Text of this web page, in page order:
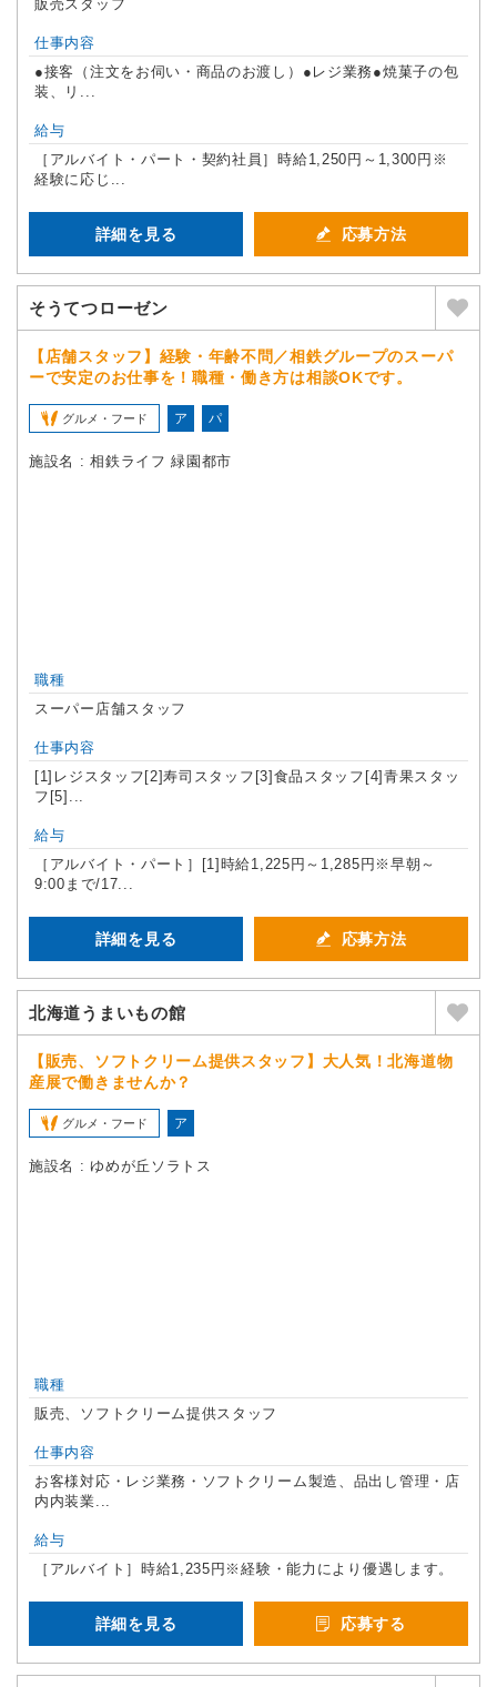
販売スタッフ
仕事内容
●接客（注文をお伺い・商品のお渡し）●レジ業務●焼菓子の包
装、リ...
給与
［アルバイト・パート・契約社員］時給1,250円～1,300円※
経験に応じ...
詳細を見る 応募方法
そうてつローゼン
【店舗スタッフ】経験・年齢不問／相鉄グループのスーパ
ーで安定のお仕事を！職種・働き方は相談OKです。
グルメ・フード ア パ
施設名 : 相鉄ライフ 緑園都市
職種
スーパー店舗スタッフ
仕事内容
[1]レジスタッフ[2]寿司スタッフ[3]食品スタッフ[4]青果スタッ
フ[5]...
給与
［アルバイト・パート］[1]時給1,225円～1,285円※早朝～
9:00まで/17...
詳細を見る 応募方法
北海道うまいもの館
【販売、ソフトクリーム提供スタッフ】大人気！北海道物
産展で働きませんか？
グルメ・フード ア
施設名 : ゆめが丘ソラトス
職種
販売、ソフトクリーム提供スタッフ
仕事内容
お客様対応・レジ業務・ソフトクリーム製造、品出し管理・店
内内装業...
給与
［アルバイト］時給1,235円※経験・能力により優遇します。
詳細を見る 応募する